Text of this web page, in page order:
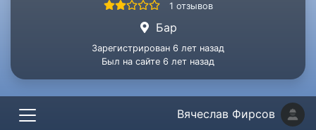
1 отзывов
Бар
Зарегистрирован 6 лет назад
Был на сайте 6 лет назад
Вячеслав Фирсов